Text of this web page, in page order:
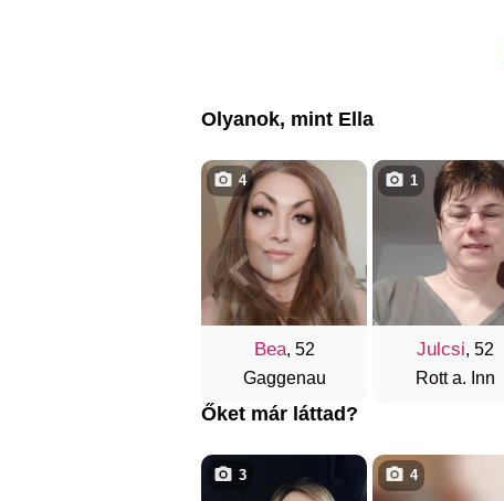
Olyanok, mint Ella
Bea, 52
Gaggenau
4
Julcsi, 52
Rott a. Inn
1
Őket már láttad?
3 4